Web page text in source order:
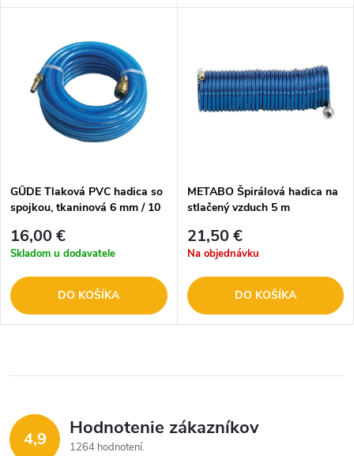
GÜDE Tlaková PVC hadica so
spojkou, tkaninová 6 mm / 10
16,00 €
Skladom u dodavatele
DO KOŠÍKA
METABO Špirálová hadica na
stlačený vzduch 5 m
21,50 €
Na objednávku
DO KOŠÍKA
4,9 Hodnotenie zákazníkov
1264 hodnotení